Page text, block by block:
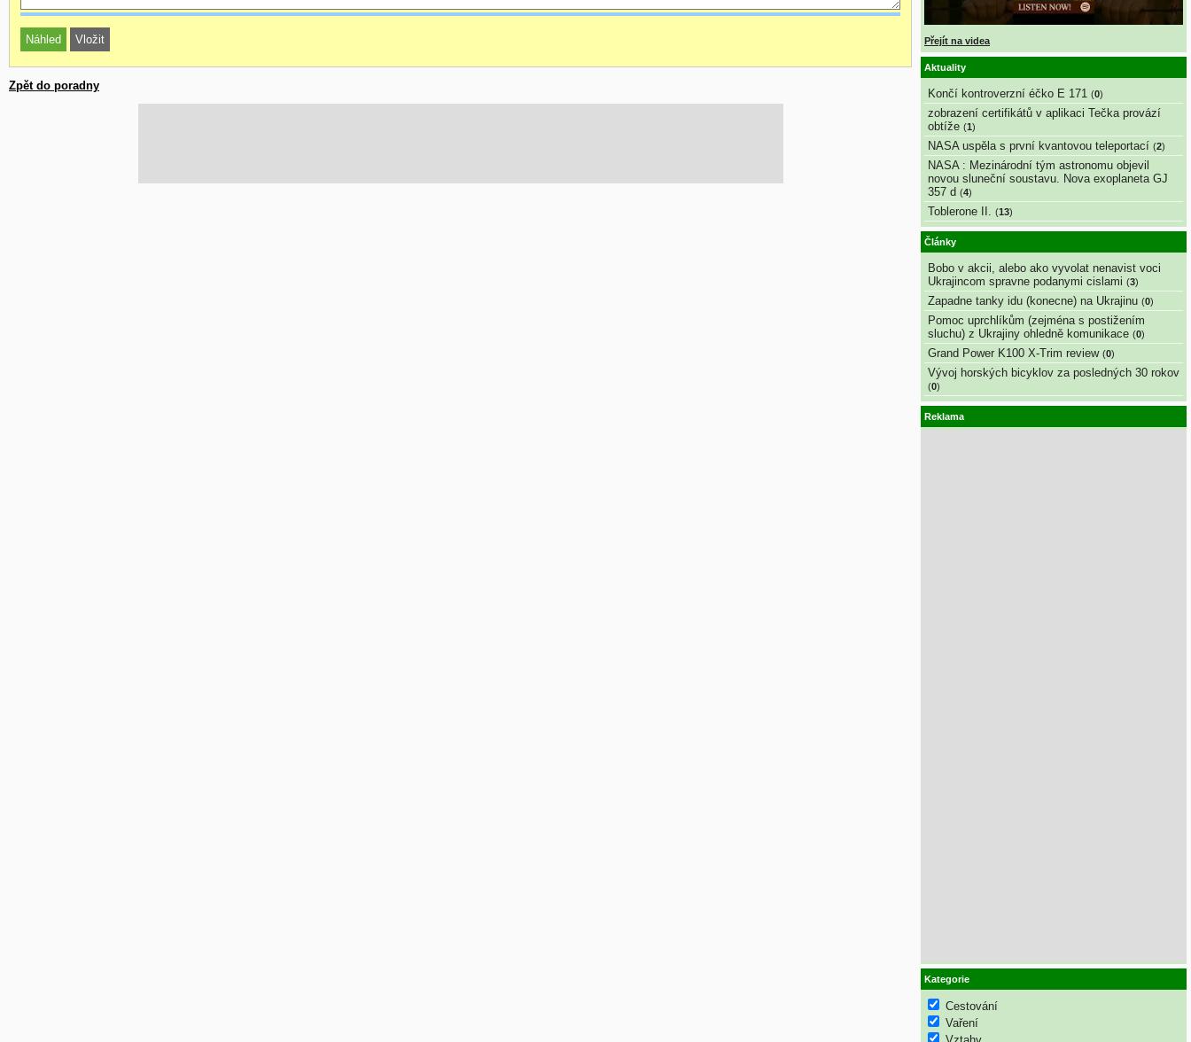
Zpět do poradny
Přejít na videa
Aktuality
Končí kontroverzní éčko E 171 (0)
zobrazení certifikátů v aplikaci Tečka provází
obtíže (1)
NASA uspěla s první kvantovou teleportací (2)
NASA : Mezinárodní tým astronomu objevil
novou sluneční soustavu. Nova exoplaneta GJ
357 d (4)
Toblerone II. (13)
Články
Bobo v akcii, alebo ako vyvolat nenavist voci
Ukrajincom spravne podanymi cislami (3)
Zapadne tanky idu (konecne) na Ukrajinu (0)
Pomoc uprchlíkům (zejména s postižením
sluchu) z Ukrajiny ohledně komunikace (0)
Grand Power K100 X-Trim review (0)
Vývoj horských bicyklov za posledných 30 rokov
(0)
Reklama
Kategorie
Cestování
Vaření